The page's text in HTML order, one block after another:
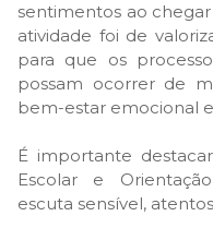
sentimentos ao chegar
atividade foi de
para que os
possam ocorrer de
bem-estar emocional
É importante
Escolar e
escuta sensível,